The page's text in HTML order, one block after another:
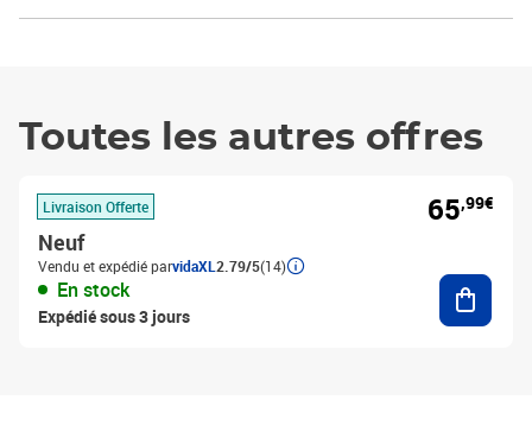
Toutes les autres offres
Livraison Offerte
Neuf
Vendu et expédié parvidaXL 2.79/5(14)
En stock
Expédié sous 3 jours
65,99€